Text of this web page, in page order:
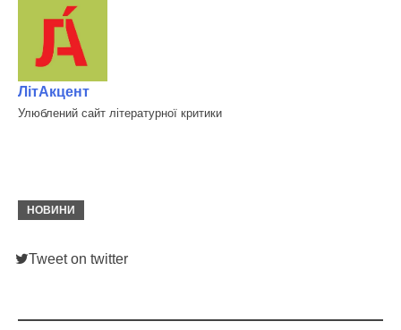
ЛітАкцент
Улюблений сайт літературної критики
НОВИНИ
Tweet on twitter